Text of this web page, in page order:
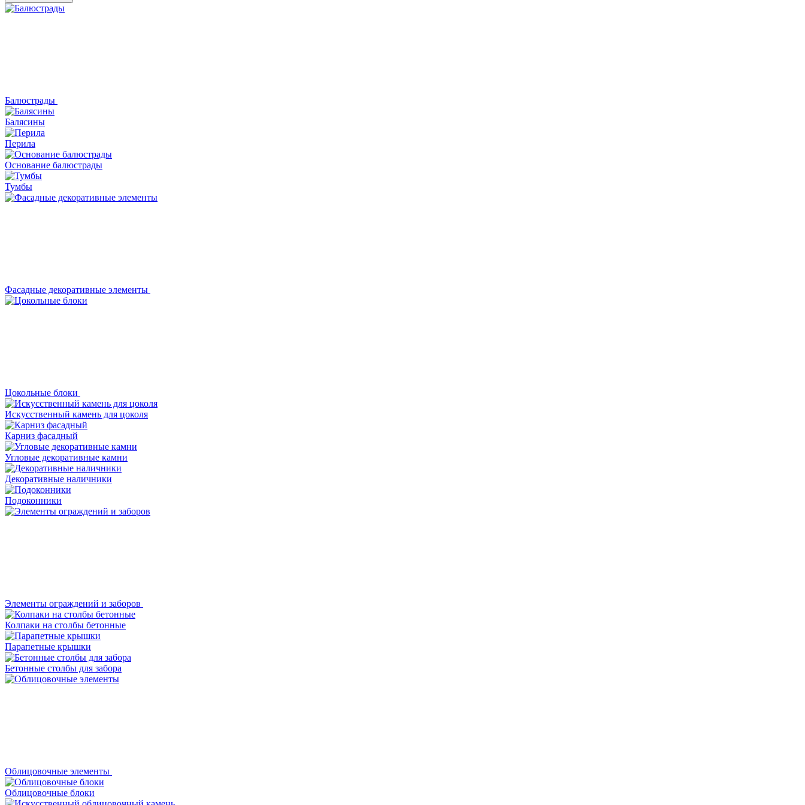
Балюстрады
Балясины
Перила
Основание балюстрады
Тумбы
Фасадные декоративные элементы
Цокольные блоки
Искусственный камень для цоколя
Карниз фасадный
Угловые декоративные камни
Декоративные наличники
Подоконники
Элементы ограждений и заборов
Колпаки на столбы бетонные
Парапетные крышки
Бетонные столбы для забора
Облицовочные элементы
Облицовочные блоки